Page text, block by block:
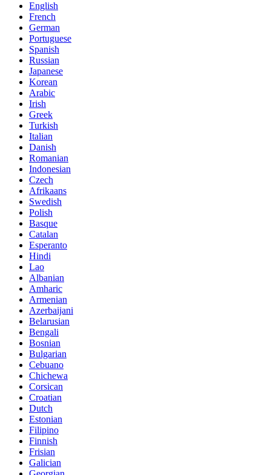
English
French
German
Portuguese
Spanish
Russian
Japanese
Korean
Arabic
Irish
Greek
Turkish
Italian
Danish
Romanian
Indonesian
Czech
Afrikaans
Swedish
Polish
Basque
Catalan
Esperanto
Hindi
Lao
Albanian
Amharic
Armenian
Azerbaijani
Belarusian
Bengali
Bosnian
Bulgarian
Cebuano
Chichewa
Corsican
Croatian
Dutch
Estonian
Filipino
Finnish
Frisian
Galician